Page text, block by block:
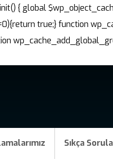
{ global
true;} function
Sıkça